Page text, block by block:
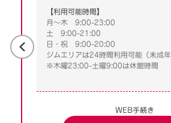
【利用可能時間】
月～木 9:00-23:00
土 9:00-21:00
日・祝 9:00-20:00
ジムエリアは24時間利用可能（未成年
※木曜23:00-土曜9:00は休館時間
WEB手続き